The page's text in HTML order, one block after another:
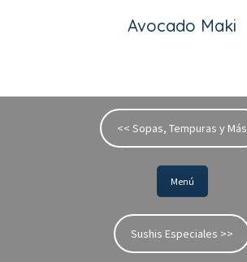
Avocado Maki
<< Sopas, Tempuras y Má
Menú
Sushis Especiales >>